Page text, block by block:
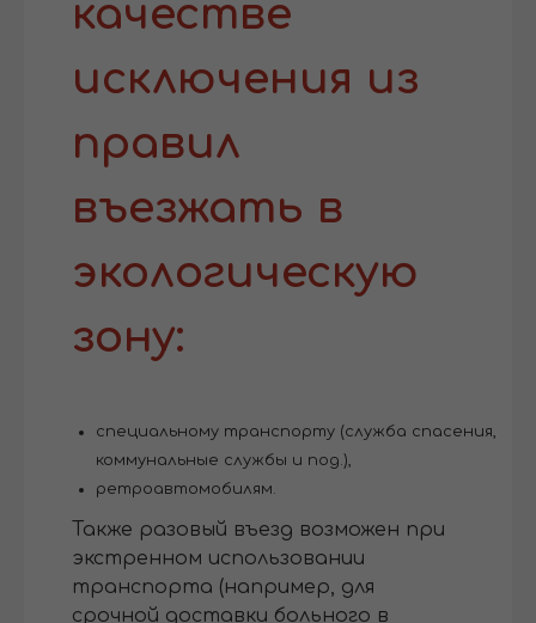
качестве
исключения из
правил
въезжать в
экологическую
зону:
специальному транспорту (служба спасения,
коммунальные службы и под.),
ретроавтомобилям.
Также разовый въезд возможен при
экстренном использовании
транспорта (например, для
срочной доставки больного в